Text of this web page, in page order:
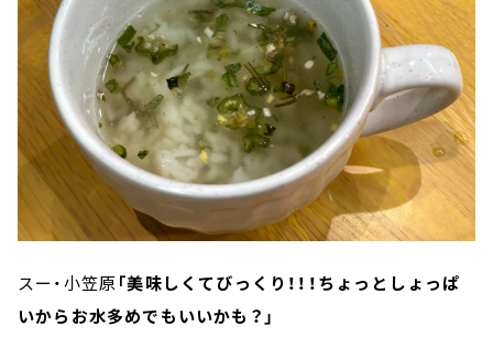
スー・小笠原「美味しくてびっくり！！！ちょっとしょっぱ
いからお水多めでもいいかも？」